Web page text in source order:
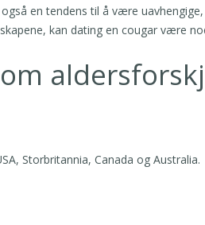
en tendens til å være uavhengige,
kan dating en cougar være
Storbritannia, Canada og Australia.